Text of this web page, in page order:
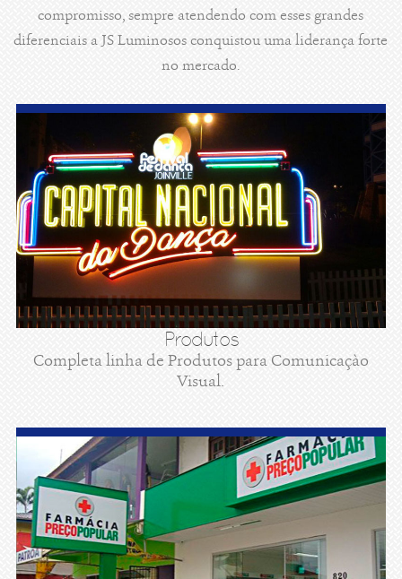
compromisso, sempre atendendo com esses grandes
diferenciais a JS Luminosos conquistou uma liderança forte
no mercado.
Produtos
Completa linha de Produtos para Comunicaçào
Visual.